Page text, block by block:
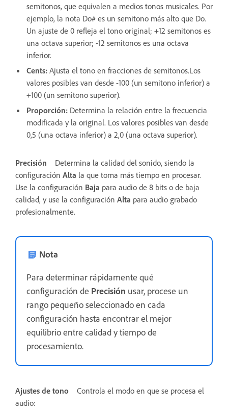
semitonos, que equivalen a medios tonos musicales. Por
ejemplo, la nota Do# es un semitono más alto que Do.
Un ajuste de 0 refleja el tono original; +12 semitonos es
una octava superior; -12 semitonos es una octava
inferior.
Cents: Ajusta el tono en fracciones de semitonos.Los
valores posibles van desde -100 (un semitono inferior) a
+100 (un semitono superior).
Proporción: Determina la relación entre la frecuencia
modificada y la original. Los valores posibles van desde
0,5 (una octava inferior) a 2,0 (una octava superior).
Precisión
Determina la calidad del sonido, siendo la
configuración Alta la que toma más tiempo en procesar.
Use la configuración Baja para audio de 8 bits o de baja
calidad, y use la configuración Alta para audio grabado
profesionalmente.
Nota
Para determinar rápidamente qué
configuración de Precisión usar, procese un
rango pequeño seleccionado en cada
configuración hasta encontrar el mejor
equilibrio entre calidad y tiempo de
procesamiento.
Ajustes de tono
Controla el modo en que se procesa el
audio: